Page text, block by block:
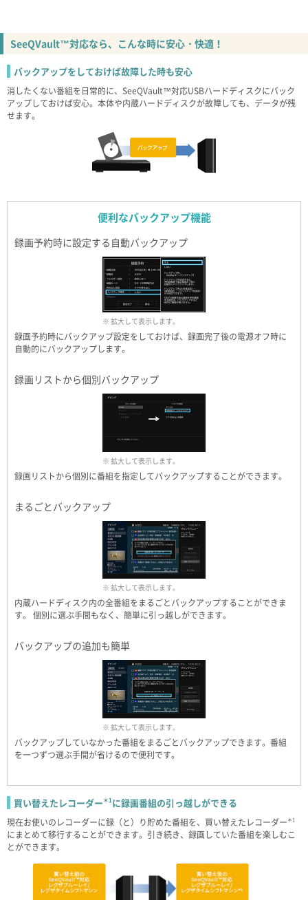
SeeQVault™対応なら、こんな時に安心・快適！
バックアップをしておけば故障した時も安心
消したくない番組を日常的に、SeeQVault™対応USBハードディスクにバック
アップしておけば安心。本体や内蔵ハードディスクが故障しても、データが残
せます。
便利なバックアップ機能
録画予約時に設定する自動バックアップ
※ 拡大して表示します。
録画予約時にバックアップ設定をしておけば、録画完了後の電源オフ時に
自動的にバックアップします。
録画リストから個別バックアップ
※ 拡大して表示します。
録画リストから個別に番組を指定してバックアップすることができます。
まるごとバックアップ
※ 拡大して表示します。
内蔵ハードディスク内の全番組をまるごとバックアップすることができま
す。 個別に選ぶ手間もなく、簡単に引っ越しができます。
バックアップの追加も簡単
※ 拡大して表示します。
バックアップしていなかった番組をまるごとバックアップできます。番組
を一つずつ選ぶ手間が省けるので便利です。
買い替えたレコーダー＊1 に録画番組の引っ越しができる
現在お使いのレコーダーに録（と）り貯めた番組を、買い替えたレコーダー ＊1
にまとめて移行することができます。引き続き、録画していた番組を楽しむこ
とができます。